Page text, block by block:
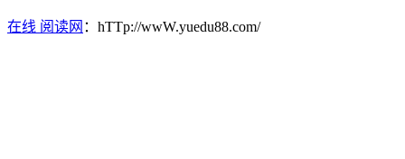
在线 阅读网 ：hTTp://wwW.yuedu88.com/